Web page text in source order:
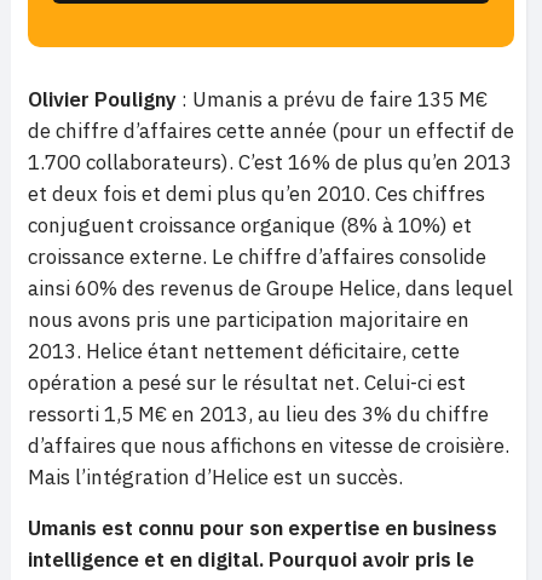
Olivier Pouligny : Umanis a prévu de faire 135 M€
de chiffre d’affaires cette année (pour un effectif de
1.700 collaborateurs). C’est 16% de plus qu’en 2013
et deux fois et demi plus qu’en 2010. Ces chiffres
conjuguent croissance organique (8% à 10%) et
croissance externe. Le chiffre d’affaires consolide
ainsi 60% des revenus de Groupe Helice, dans lequel
nous avons pris une participation majoritaire en
2013. Helice étant nettement déficitaire, cette
opération a pesé sur le résultat net. Celui-ci est
ressorti 1,5 M€ en 2013, au lieu des 3% du chiffre
d’affaires que nous affichons en vitesse de croisière.
Mais l’intégration d’Helice est un succès.
Umanis est connu pour son expertise en business
intelligence et en digital. Pourquoi avoir pris le